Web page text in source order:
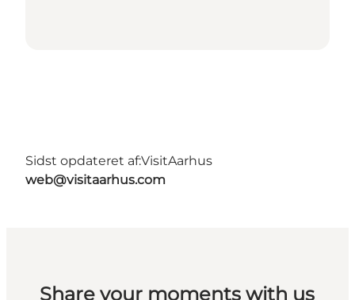
Sidst opdateret af:VisitAarhus
web@visitaarhus.com
Share your moments with us